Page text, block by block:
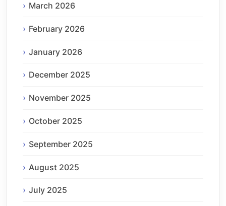
March 2026
February 2026
January 2026
December 2025
November 2025
October 2025
September 2025
August 2025
July 2025